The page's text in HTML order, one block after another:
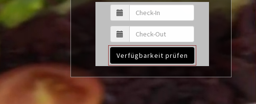
Verfügbarkeit prüfen